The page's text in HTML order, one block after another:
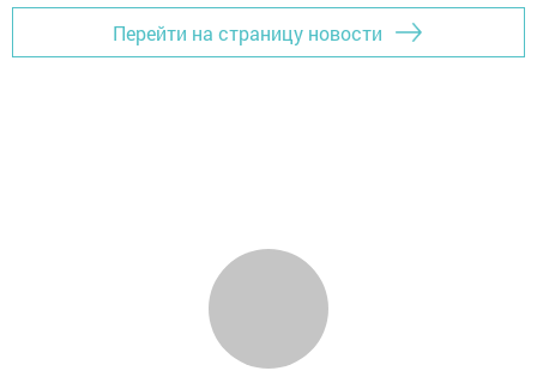
Перейти на страницу новости